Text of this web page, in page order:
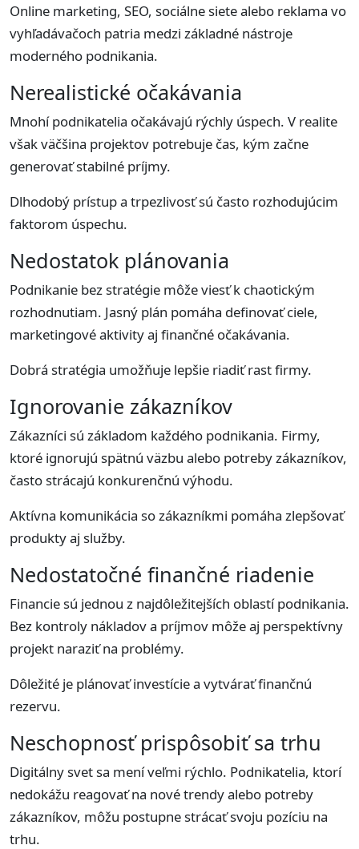
Online marketing, SEO, sociálne siete alebo reklama vo
vyhľadávačoch patria medzi základné nástroje
moderného podnikania.
Nerealistické očakávania
Mnohí podnikatelia očakávajú rýchly úspech. V realite
však väčšina projektov potrebuje čas, kým začne
generovať stabilné príjmy.
Dlhodobý prístup a trpezlivosť sú často rozhodujúcim
faktorom úspechu.
Nedostatok plánovania
Podnikanie bez stratégie môže viesť k chaotickým
rozhodnutiam. Jasný plán pomáha definovať ciele,
marketingové aktivity aj finančné očakávania.
Dobrá stratégia umožňuje lepšie riadiť rast firmy.
Ignorovanie zákazníkov
Zákazníci sú základom každého podnikania. Firmy,
ktoré ignorujú spätnú väzbu alebo potreby zákazníkov,
často strácajú konkurenčnú výhodu.
Aktívna komunikácia so zákazníkmi pomáha zlepšovať
produkty aj služby.
Nedostatočné finančné riadenie
Financie sú jednou z najdôležitejších oblastí podnikania.
Bez kontroly nákladov a príjmov môže aj perspektívny
projekt naraziť na problémy.
Dôležité je plánovať investície a vytvárať finančnú
rezervu.
Neschopnosť prispôsobiť sa trhu
Digitálny svet sa mení veľmi rýchlo. Podnikatelia, ktorí
nedokážu reagovať na nové trendy alebo potreby
zákazníkov, môžu postupne strácať svoju pozíciu na
trhu.